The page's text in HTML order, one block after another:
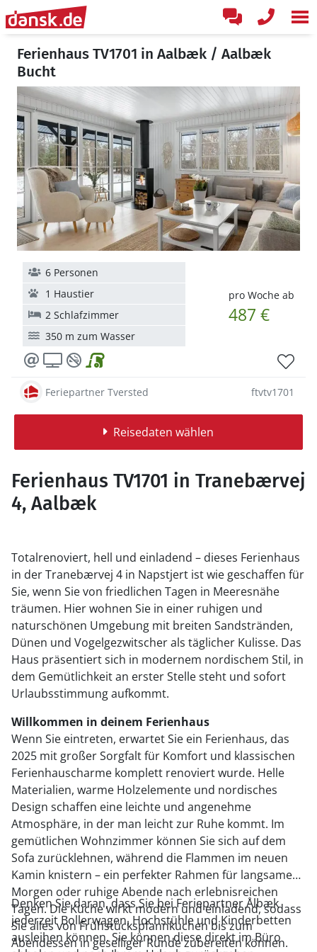
Ferienhaus TV1701 in Aalbæk / Aalbæk
Bucht
pro Woche ab
487 €
6 Personen
1 Haustier
2 Schlafzimmer
350 m zum Wasser
Feriepartner Tversted ftvtv1701
Reisedaten wählen
Ferienhaus TV1701 in Tranebærvej
4, Aalbæk
Totalrenoviert, hell und einladend – dieses Ferienhaus
in der Tranebærvej 4 in Napstjert ist wie geschaffen für
Sie, wenn Sie von friedlichen Tagen in Meeresnähe
träumen. Hier wohnen Sie in einer ruhigen und
naturschönen Umgebung mit breiten Sandstränden,
Dünen und Vogelgezwitscher als täglicher Kulisse. Das
Haus präsentiert sich in modernem nordischem Stil, in
dem Gemütlichkeit an erster Stelle steht und sofort
Urlaubsstimmung aufkommt.
Willkommen in deinem Ferienhaus
Wenn Sie eintreten, erwartet Sie ein Ferienhaus, das
2025 mit großer Sorgfalt für Komfort und klassischen
Ferienhauscharme komplett renoviert wurde. Helle
Materialien, warme Holzelemente und nordisches
Design schaffen eine leichte und angenehme
Atmosphäre, in der man leicht zur Ruhe kommt. Im
gemütlichen Wohnzimmer können Sie sich auf dem
Sofa zurücklehnen, während die Flammen im neuen
Kamin knistern – ein perfekter Rahmen für langsame
Morgen oder ruhige Abende nach erlebnisreichen
Tagen. Die Küche wirkt modern und einladend, sodass
Sie alles von Frühstückspfannkuchen bis zum
Abendessen in geselliger Runde zubereiten können.
Denken Sie daran, dass Sie bei Feriepartner Ålbæk
jederzeit Bollerwagen, Hochstühle und Kinderbetten
ausleihen können. Sie können diese direkt im Büro